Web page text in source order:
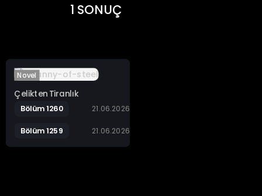
1 SONUÇ
Novel
Çelikten Tiranlık
Bölüm 1260 21.06.2026
Bölüm 1259 21.06.2026